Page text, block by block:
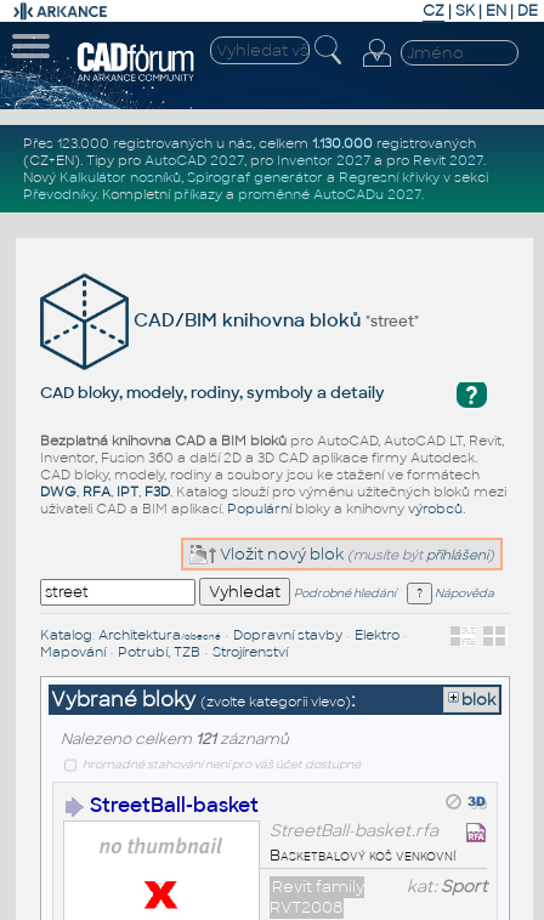
CZ | SK| EN | DE
Přes 123.000 registrovaných u nás, celkem 1.130.000registrovaných
(CZ+EN). Tipy pro AutoCAD 2027, pro Inventor 2027a pro Revit 2027.
Nový Kalkulátor nosníků, Spirograf generátor a Regresní křivkyv sekci
Převodníky. Kompletní příkazya proměnné AutoCADu 2027.
CAD/BIM knihovna bloků"street"
?
CAD bloky, modely, rodiny, symboly a detaily
Bezplatná knihovna CAD a BIM blokůpro AutoCAD, AutoCAD LT, Revit,
Inventor, Fusion 360 a další 2D a 3D CAD aplikace firmy Autodesk.
CAD bloky, modely, rodiny a soubory jsou ke stažení ve formátech
DWG, RFA, IPT, F3D. Katalog slouží pro výměnu užitečných bloků mezi
uživateli CAD a BIM aplikací. Populárníbloky a knihovny výrobců.
Vložit nový blok (musíte být přihlášeni)
Podrobné hledání Nápověda
Katalog: Architektura/obecné• Dopravní stavby• Elektro•
Mapování• Potrubí, TZB • Strojírenství
Vybrané bloky (zvolte kategorii vlevo): blok
Nalezeno celkem 121záznamů
hromadné stahování není pro váš účet dostupné
StreetBall-basket
StreetBall-basket.rfa
Basketbalový koš venkovní
kat:Sport
Revit family
RVT2008